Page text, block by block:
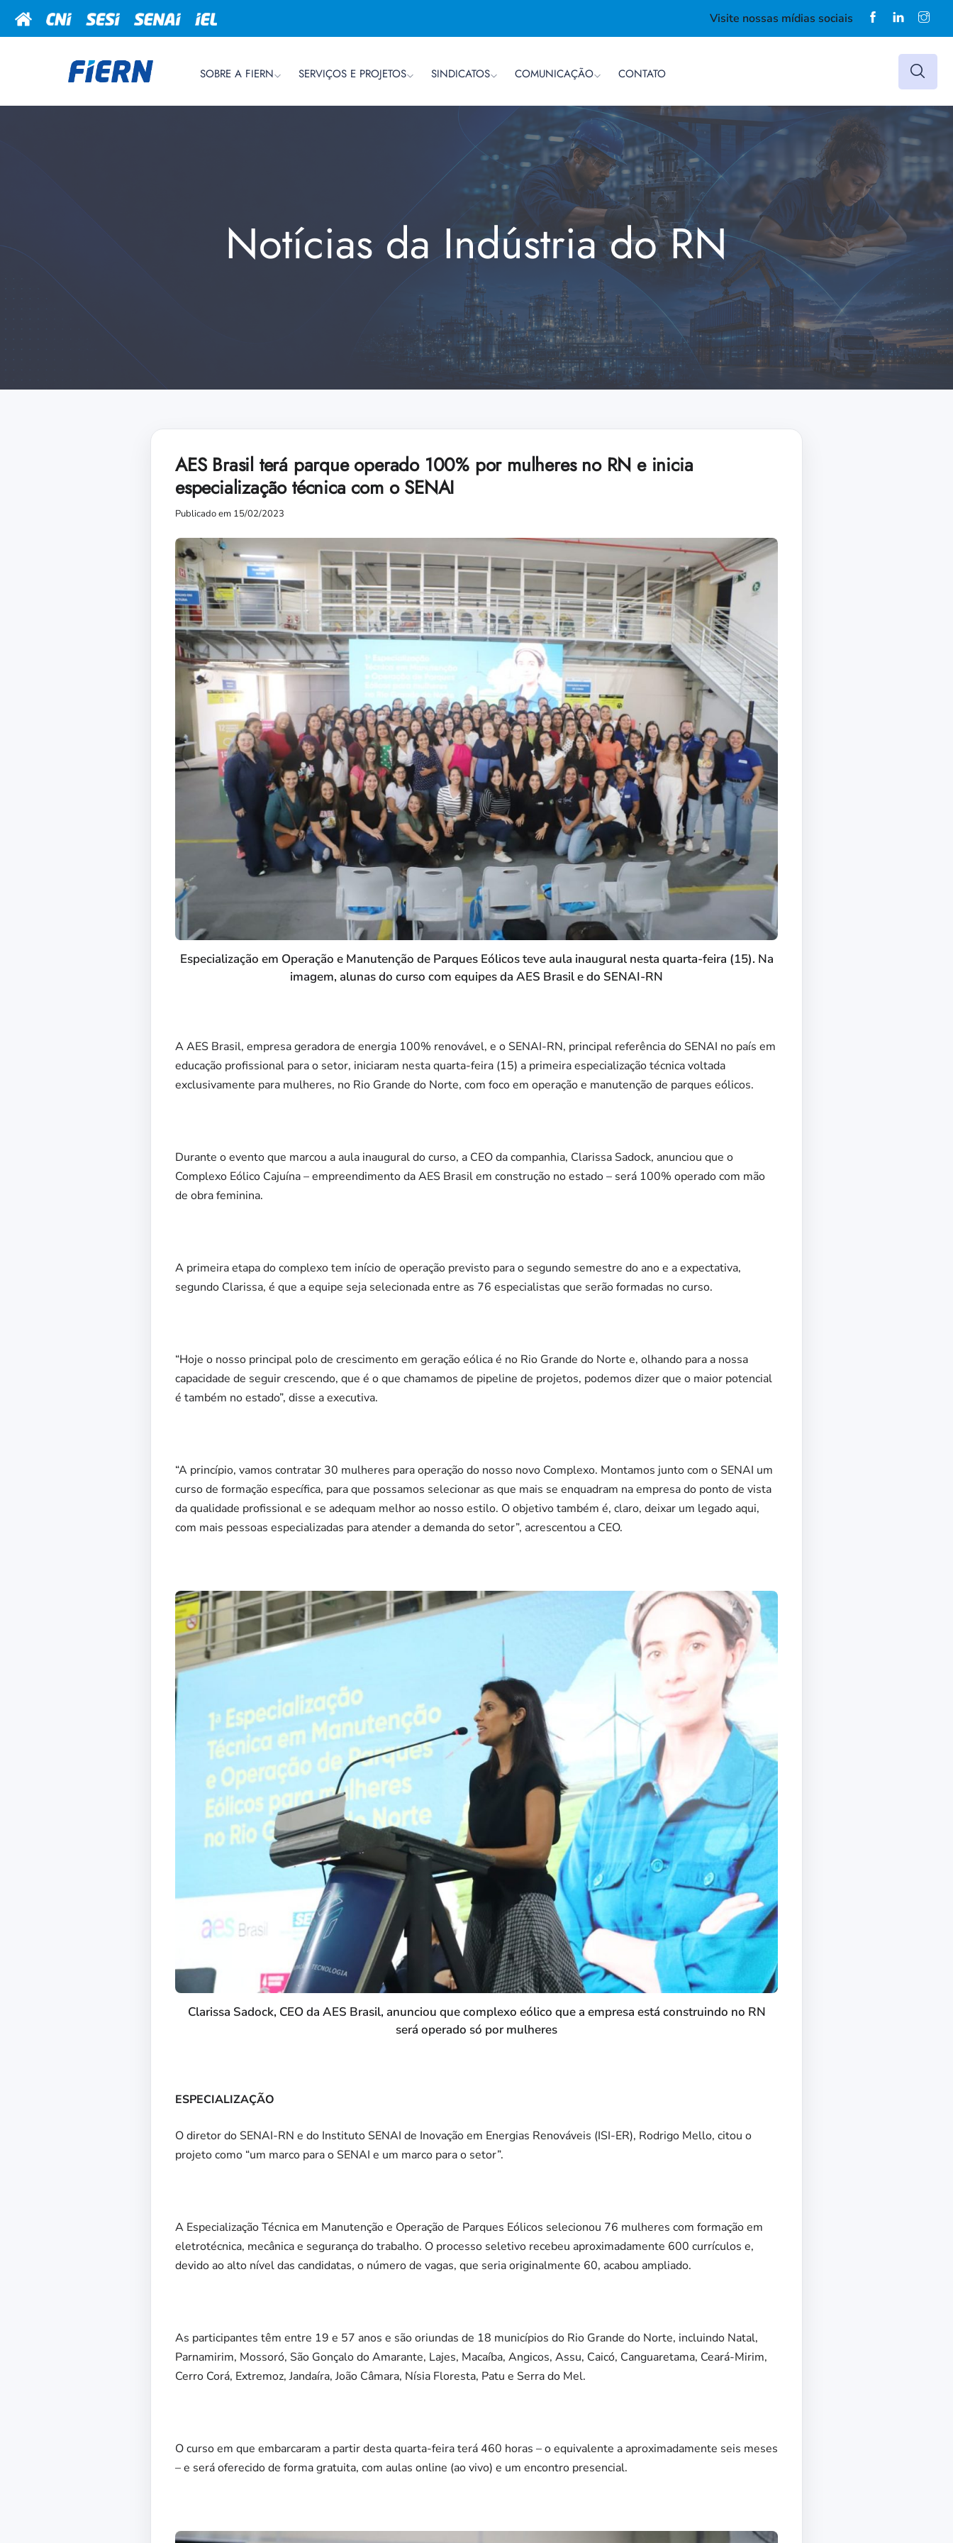
Visite nossas mídias sociais
SOBRE A FIERN SERVIÇOS E PROJETOS SINDICATOS COMUNICAÇÃO CONTATO
Notícias da Indústria do RN
AES Brasil terá parque operado 100% por mulheres no RN e inicia
especialização técnica com o SENAI
Publicado em 15/02/2023
Especialização em Operação e Manutenção de Parques Eólicos teve aula inaugural nesta quarta-feira (15). Na
imagem, alunas do curso com equipes da AES Brasil e do SENAI-RN
A AES Brasil, empresa geradora de energia 100% renovável, e o SENAI-RN, principal referência do SENAI no país em
educação profissional para o setor, iniciaram nesta quarta-feira (15) a primeira especialização técnica voltada
exclusivamente para mulheres, no Rio Grande do Norte, com foco em operação e manutenção de parques eólicos.
Durante o evento que marcou a aula inaugural do curso, a CEO da companhia, Clarissa Sadock, anunciou que o
Complexo Eólico Cajuína – empreendimento da AES Brasil em construção no estado – será 100% operado com mão
de obra feminina.
A primeira etapa do complexo tem início de operação previsto para o segundo semestre do ano e a expectativa,
segundo Clarissa, é que a equipe seja selecionada entre as 76 especialistas que serão formadas no curso.
“Hoje o nosso principal polo de crescimento em geração eólica é no Rio Grande do Norte e, olhando para a nossa
capacidade de seguir crescendo, que é o que chamamos de pipeline de projetos, podemos dizer que o maior potencial
é também no estado”, disse a executiva.
“A princípio, vamos contratar 30 mulheres para operação do nosso novo Complexo. Montamos junto com o SENAI um
curso de formação específica, para que possamos selecionar as que mais se enquadram na empresa do ponto de vista
da qualidade profissional e se adequam melhor ao nosso estilo. O objetivo também é, claro, deixar um legado aqui,
com mais pessoas especializadas para atender a demanda do setor”, acrescentou a CEO.
Clarissa Sadock, CEO da AES Brasil, anunciou que complexo eólico que a empresa está construindo no RN
será operado só por mulheres
ESPECIALIZAÇÃO
O diretor do SENAI-RN e do Instituto SENAI de Inovação em Energias Renováveis (ISI-ER), Rodrigo Mello, citou o
projeto como “um marco para o SENAI e um marco para o setor”.
A Especialização Técnica em Manutenção e Operação de Parques Eólicos selecionou 76 mulheres com formação em
eletrotécnica, mecânica e segurança do trabalho. O processo seletivo recebeu aproximadamente 600 currículos e,
devido ao alto nível das candidatas, o número de vagas, que seria originalmente 60, acabou ampliado.
As participantes têm entre 19 e 57 anos e são oriundas de 18 municípios do Rio Grande do Norte, incluindo Natal,
Parnamirim, Mossoró, São Gonçalo do Amarante, Lajes, Macaíba, Angicos, Assu, Caicó, Canguaretama, Ceará-Mirim,
Cerro Corá, Extremoz, Jandaíra, João Câmara, Nísia Floresta, Patu e Serra do Mel.
O curso em que embarcaram a partir desta quarta-feira terá 460 horas – o equivalente a aproximadamente seis meses
– e será oferecido de forma gratuita, com aulas online (ao vivo) e um encontro presencial.